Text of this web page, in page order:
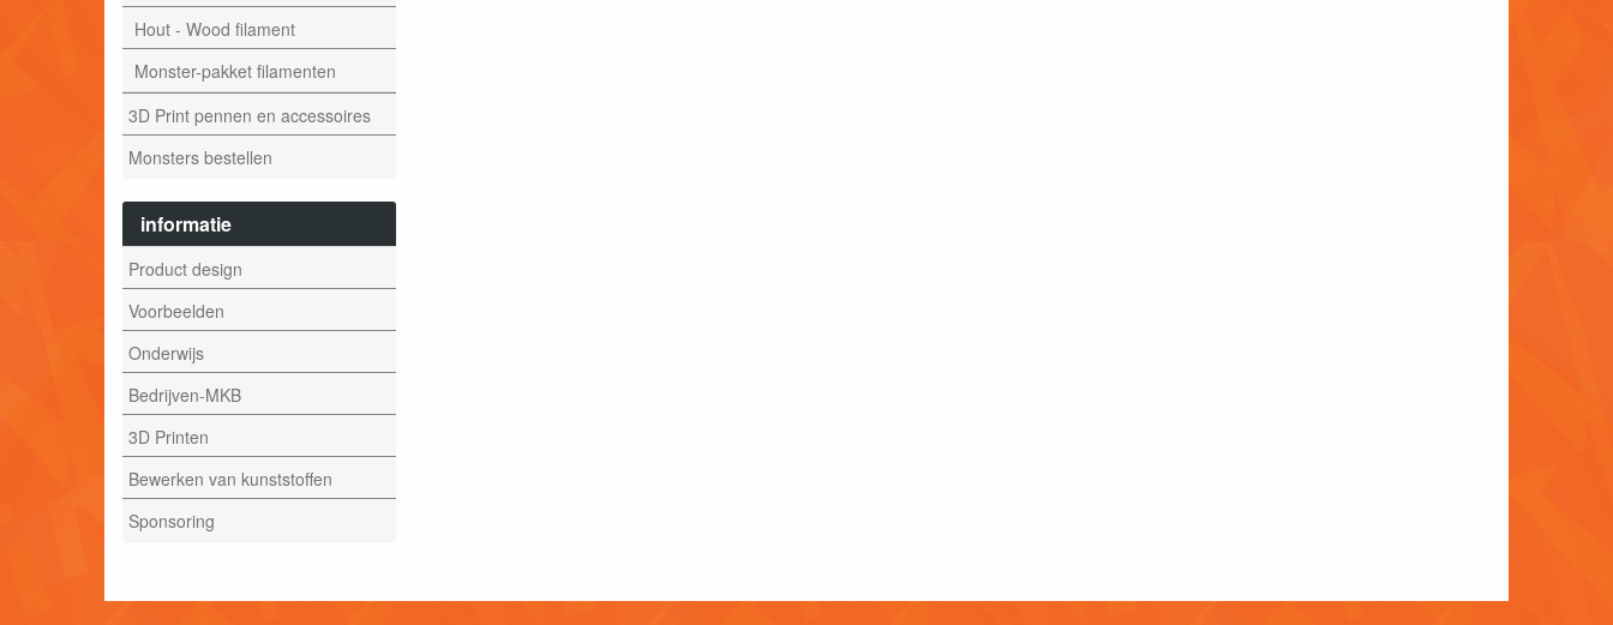
Hout - Wood filament
Monster-pakket filamenten
3D Print pennen en accessoires
Monsters bestellen
informatie
Product design
Voorbeelden
Onderwijs
Bedrijven-MKB
3D Printen
Bewerken van kunststoffen
Sponsoring